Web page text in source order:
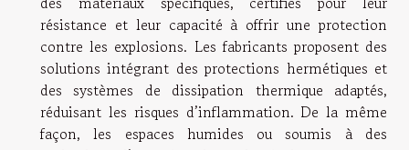
résistance et leur capacité à offrir une protection
contre les explosions. Les fabricants proposent des
solutions intégrant des protections hermétiques et
des systèmes de dissipation thermique adaptés,
réduisant les risques d’inflammation. De la même
façon, les espaces humides ou soumis à des